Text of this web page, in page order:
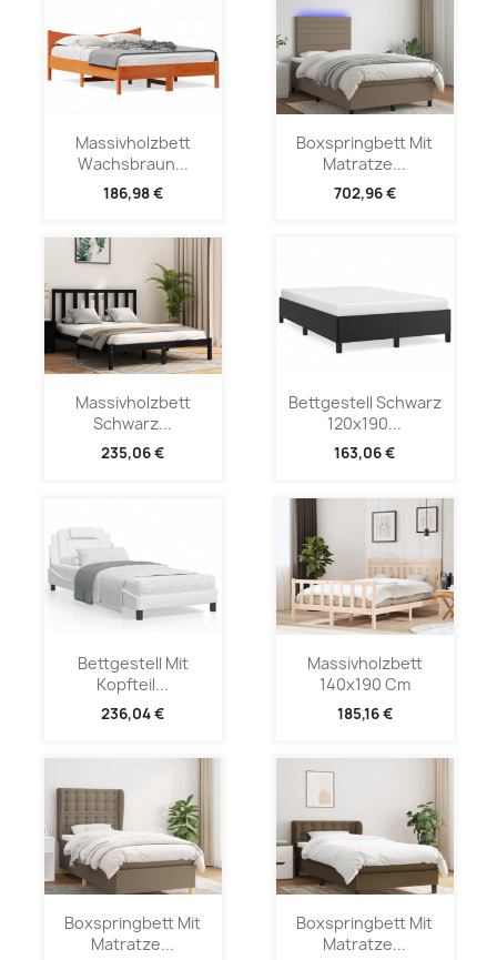
Massivholzbett
Wachsbraun...
186,98 €
Boxspringbett Mit
Matratze...
702,96 €
Massivholzbett
Schwarz...
235,06 €
Bettgestell Schwarz
120x190...
163,06 €
Bettgestell Mit
Kopfteil...
236,04 €
Massivholzbett
140x190 Cm
185,16 €
Boxspringbett Mit
Matratze...
Boxspringbett Mit
Matratze...